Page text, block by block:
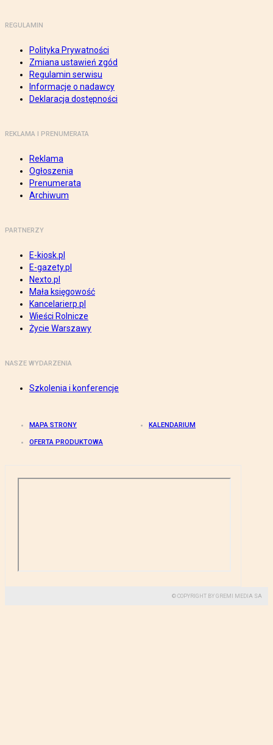
REGULAMIN
Polityka Prywatności
Zmiana ustawień zgód
Regulamin serwisu
Informacje o nadawcy
Deklaracja dostępności
REKLAMA I PRENUMERATA
Reklama
Ogłoszenia
Prenumerata
Archiwum
PARTNERZY
E-kiosk.pl
E-gazety.pl
Nexto.pl
Mała księgowość
Kancelarierp.pl
Wieści Rolnicze
Życie Warszawy
NASZE WYDARZENIA
Szkolenia i konferencje
MAPA STRONY KALENDARIUM
OFERTA PRODUKTOWA
© COPYRIGHT BY GREMI MEDIA SA